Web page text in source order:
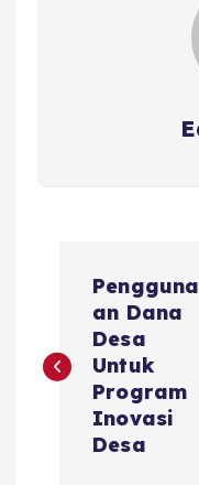
v
Pengguna
an Dana
Desa
Untuk
Program
Inovasi
Desa